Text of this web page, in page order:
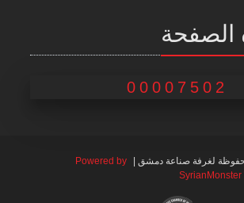
الصفحة
00007502
Powered by